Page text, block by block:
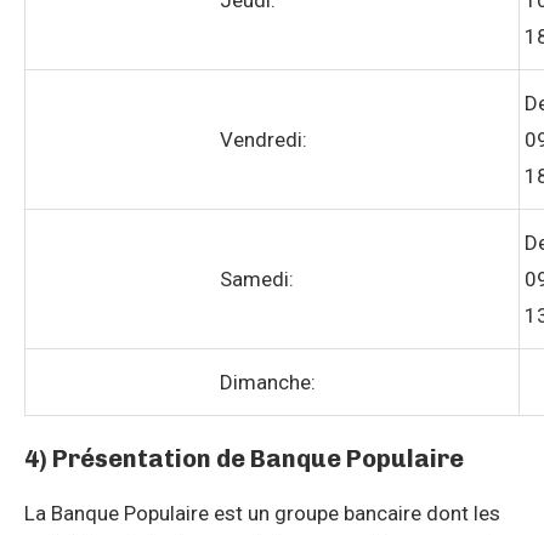
Vendredi:
Samedi:
Dimanche:
4) Présentation de Banque Populaire
La Banque Populaire est un groupe bancaire dont les